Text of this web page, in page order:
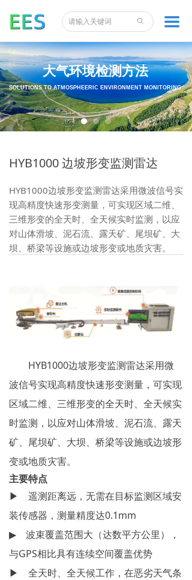
끀
ꄙ
大气环境检测方法
SOLUTIONS TO ATMOSPHEERIC ENVIRONMENT MONITORING
HYB1000 边坡形变监测雷达
HYB1000边坡形变监测雷达采用微波信号实
现高精度快速形变测量，可实现区域二维、
三维形变的全天时、全天候实时监测，以应
对山体滑坡、泥石流、露天矿、尾坝矿、大
坝、桥梁等设施或边坡形变或地质灾害。
HYB1000边坡形变监测雷达采用微
波信号实现高精度快速形变测量，可实现
区域二维、三维形变的全天时、全天候实
时监测，以应对山体滑坡、泥石流、露天
矿、尾坝矿、大坝、桥梁等设施或边坡形
变或地质灾害。
主要特点
▶ 遥测距离远，无需在目标监测区域安
装传感器，测量精度达0.1mm
▶ 波束覆盖范围大（达数平方公里），
与GPS相比具有连续空间覆盖优势
▶ 全天时、全天候工作，在恶劣天气条